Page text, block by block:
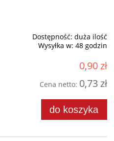
Dostępność: duża ilość
Wysyłka w: 48 godzin
0,90 zł
Cena netto: 0,73 zł
do koszyka